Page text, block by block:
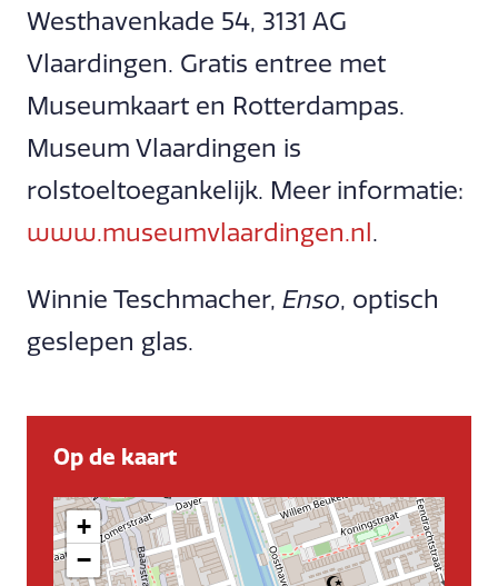
Westhavenkade 54, 3131 AG
Vlaardingen. Gratis entree met
Museumkaart en Rotterdampas.
Museum Vlaardingen is
rolstoeltoegankelijk. Meer informatie:
www.museumvlaardingen.nl.
Winnie Teschmacher, Enso, optisch
geslepen glas.
Op de kaart
+
−